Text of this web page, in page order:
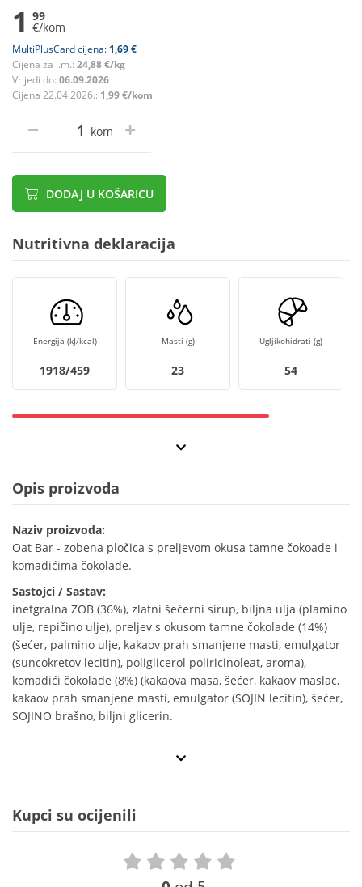
1 99
€/kom
MultiPlusCard cijena: 1,69 €
Cijena za j.m.: 24,88 €/kg
Vrijedi do: 06.09.2026
Cijena 22.04.2026.: 1,99 €/kom
kom
DODAJ U KOŠARICU
Nutritivna deklaracija
Energija (kJ/kcal)
1918/459
Masti (g)
23
Ugljikohidrati (g)
54
Opis proizvoda
Naziv proizvoda:
Oat Bar - zobena pločica s preljevom okusa tamne čokoade i
komadićima čokolade.
Sastojci / Sastav:
inetgralna ZOB (36%), zlatni šećerni sirup, biljna ulja (plamino
ulje, repičino ulje), preljev s okusom tamne čokolade (14%)
(šećer, palmino ulje, kakaov prah smanjene masti, emulgator
(suncokretov lecitin), poliglicerol poliricinoleat, aroma),
komadići čokolade (8%) (kakaova masa, šećer, kakaov maslac,
kakaov prah smanjene masti, emulgator (SOJIN lecitin), šećer,
SOJINO brašno, biljni glicerin.
Kupci su ocijenili